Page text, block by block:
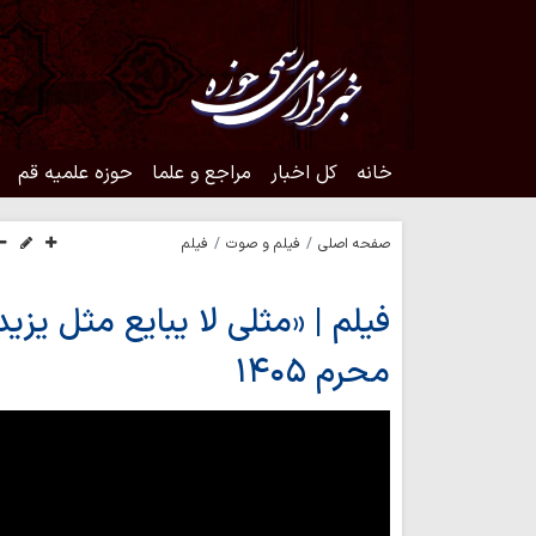
خانه کل اخبار مراجع و علما حوزه علمیه قم
صفحه اصلی فیلم و صوت فیلم
فیلم | «مثلی لا یبایع مثل
محرم ۱۴۰۵